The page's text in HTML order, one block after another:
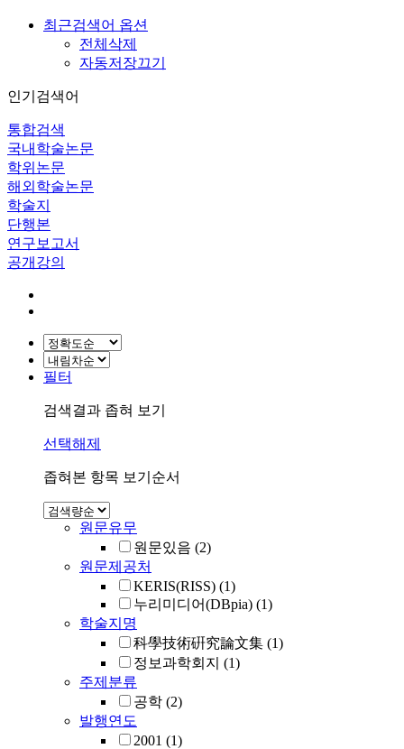
최근검색어 옵션
전체삭제
자동저장끄기
인기검색어
통합검색
국내학술논문
학위논문
해외학술논문
학술지
단행본
연구보고서
공개강의
필터
검색결과 좁혀 보기
선택해제
좁혀본 항목 보기순서
원문유무
원문있음 (2)
원문제공처
KERIS(RISS) (1)
누리미디어(DBpia) (1)
학술지명
科學技術硏究論文集 (1)
정보과학회지 (1)
주제분류
공학 (2)
발행연도
2001 (1)